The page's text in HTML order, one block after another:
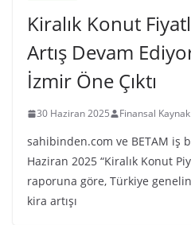
Kiralık Konut
Artış Devam
İzmir Öne Çıktı
30 Haziran 2025 Finansal Kaynak
sahibinden.com ve BETAM iş
Haziran 2025 “Kiralık Konut
raporuna göre, Türkiye
kira artışı